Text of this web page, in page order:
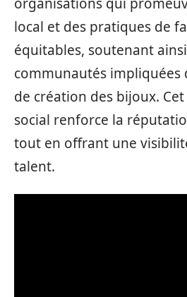
local et des pratiques de
équitables, soutenant
communautés impliquées
de création des bijoux.
social renforce la
tout en offrant une
talent.